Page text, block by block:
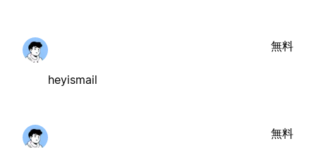
heyismail
無料
無料